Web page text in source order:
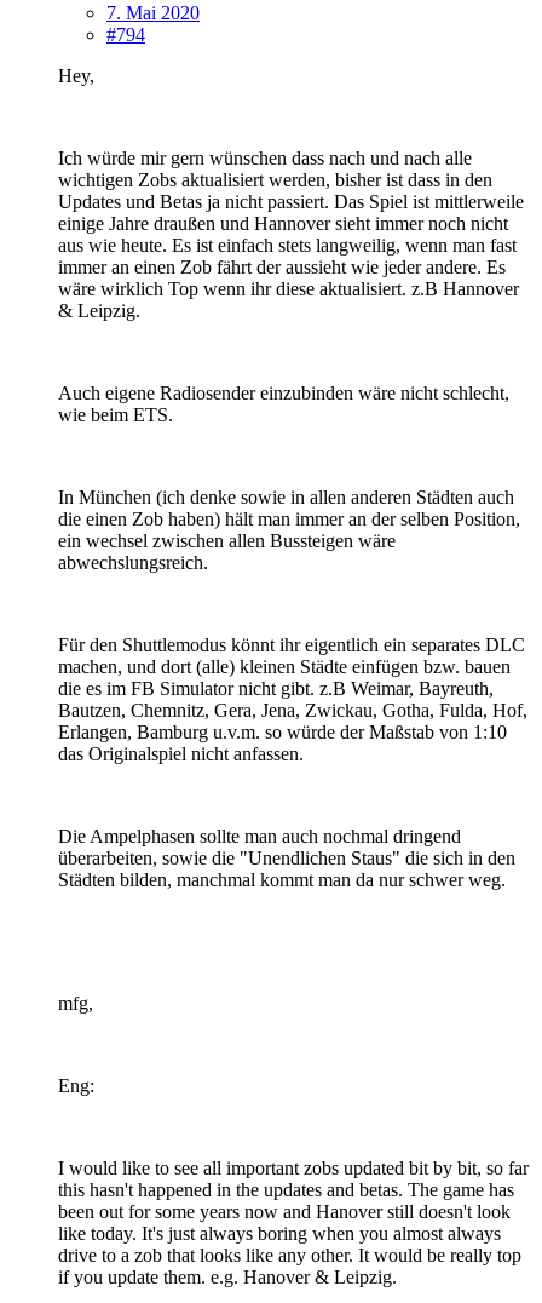
7. Mai 2020
#794
Hey,
Ich würde mir gern wünschen dass nach und nach alle
wichtigen Zobs aktualisiert werden, bisher ist dass in den
Updates und Betas ja nicht passiert. Das Spiel ist mittlerweile
einige Jahre draußen und Hannover sieht immer noch nicht
aus wie heute. Es ist einfach stets langweilig, wenn man fast
immer an einen Zob fährt der aussieht wie jeder andere. Es
wäre wirklich Top wenn ihr diese aktualisiert. z.B Hannover
& Leipzig.
Auch eigene Radiosender einzubinden wäre nicht schlecht,
wie beim ETS.
In München (ich denke sowie in allen anderen Städten auch
die einen Zob haben) hält man immer an der selben Position,
ein wechsel zwischen allen Bussteigen wäre
abwechslungsreich.
Für den Shuttlemodus könnt ihr eigentlich ein separates DLC
machen, und dort (alle) kleinen Städte einfügen bzw. bauen
die es im FB Simulator nicht gibt. z.B Weimar, Bayreuth,
Bautzen, Chemnitz, Gera, Jena, Zwickau, Gotha, Fulda, Hof,
Erlangen, Bamburg u.v.m. so würde der Maßstab von 1:10
das Originalspiel nicht anfassen.
Die Ampelphasen sollte man auch nochmal dringend
überarbeiten, sowie die "Unendlichen Staus" die sich in den
Städten bilden, manchmal kommt man da nur schwer weg.
mfg,
Eng:
I would like to see all important zobs updated bit by bit, so far
this hasn't happened in the updates and betas. The game has
been out for some years now and Hanover still doesn't look
like today. It's just always boring when you almost always
drive to a zob that looks like any other. It would be really top
if you update them. e.g. Hanover & Leipzig.